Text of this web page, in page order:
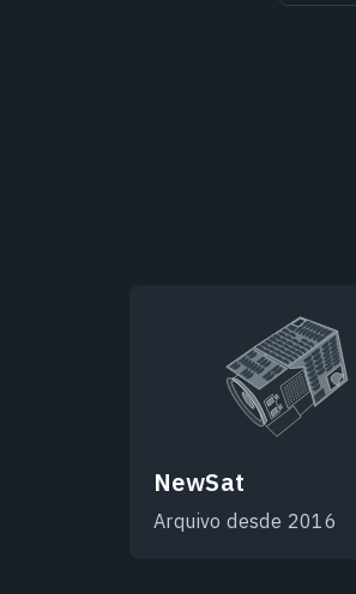
NewSat
Arquivo desde 2016